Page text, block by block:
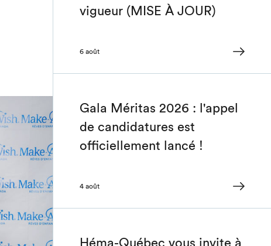
vigueur (MISE À JOUR)
6 août
Gala Méritas 2026 : l'appel
de candidatures est
officiellement lancé !
4 août
Héma-Québec vous invite à